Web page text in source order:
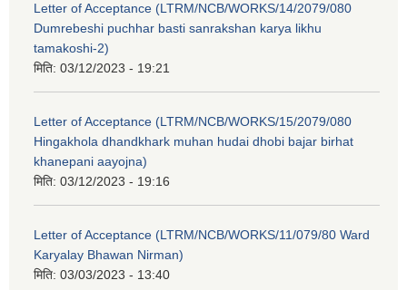
Letter of Acceptance (LTRM/NCB/WORKS/14/2079/080
Dumrebeshi puchhar basti sanrakshan karya likhu
tamakoshi-2)
मिति: 03/12/2023 - 19:21
Letter of Acceptance (LTRM/NCB/WORKS/15/2079/080
Hingakhola dhandkhark muhan hudai dhobi bajar birhat
khanepani aayojna)
मिति: 03/12/2023 - 19:16
Letter of Acceptance (LTRM/NCB/WORKS/11/079/80 Ward
Karyalay Bhawan Nirman)
मिति: 03/03/2023 - 13:40